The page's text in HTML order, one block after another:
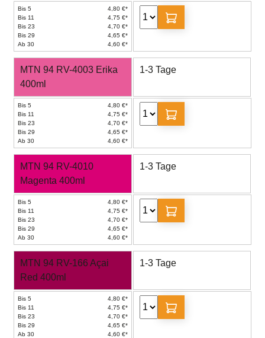
Bis 5
4,80 €*
Bis 11
4,75 €*
Bis 23
4,70 €*
Bis 29
4,65 €*
Ab 30
4,60 €*
MTN 94 RV-4003 Erika
400ml
1-3 Tage
Bis 5
4,80 €*
Bis 11
4,75 €*
Bis 23
4,70 €*
Bis 29
4,65 €*
Ab 30
4,60 €*
MTN 94 RV-4010
Magenta 400ml
1-3 Tage
Bis 5
4,80 €*
Bis 11
4,75 €*
Bis 23
4,70 €*
Bis 29
4,65 €*
Ab 30
4,60 €*
MTN 94 RV-166 Açai
Red 400ml
1-3 Tage
Bis 5
4,80 €*
Bis 11
4,75 €*
Bis 23
4,70 €*
Bis 29
4,65 €*
Ab 30
4,60 €*